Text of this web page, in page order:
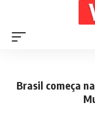
Brasil começa